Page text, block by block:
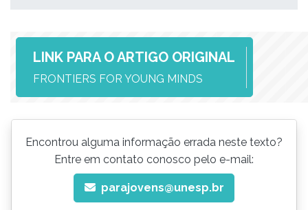
LINK PARA O ARTIGO ORIGINAL
FRONTIERS FOR YOUNG MINDS
Encontrou alguma informação errada neste texto?
Entre em contato conosco pelo e-mail:
parajovens@unesp.br